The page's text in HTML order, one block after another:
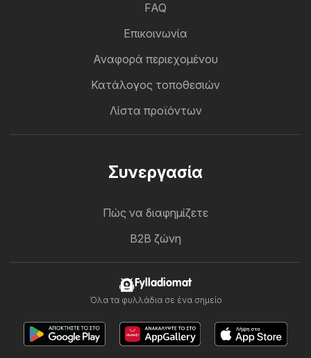
FAQ
Επικοινωνία
Αναφορά περιεχομένου
Κατάλογος τοποθεσιών
Λίστα προϊόντων
Συνεργασία
Πώς να διαφημίζετε
B2B ζώνη
Fylladiomat
Όλα τα φυλλάδια σε ένα σημείο